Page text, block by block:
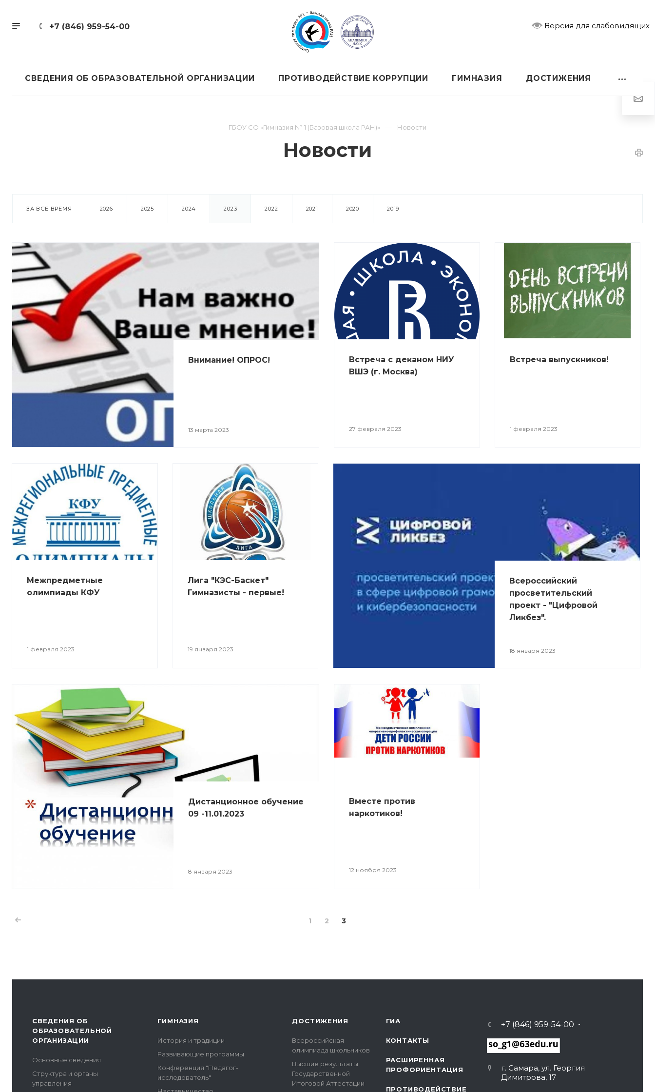
+7 (846) 959-54-00 Версия для слабовидящих
СВЕДЕНИЯ ОБ ОБРАЗОВАТЕЛЬНОЙ ОРГАНИЗАЦИИ ПРОТИВОДЕЙСТВИЕ КОРРУПЦИИ ГИМНАЗИЯ ДОСТИЖЕНИЯ
ГБОУ СО «Гимназия № 1 (Базовая школа РАН)» Новости
Новости
ЗА ВСЕ ВРЕМЯ 2026 2025 2024 2023 2022 2021 2020 2019
Внимание! ОПРОС!
13 марта 2023
Встреча с деканом НИУ
ВШЭ (г. Москва)
27 февраля 2023
Встреча выпускников!
1 февраля 2023
Межпредметные
олимпиады КФУ
1 февраля 2023
Лига "КЭС-Баскет"
Гимназисты - первые!
19 января 2023
Всероссийский
просветительский
проект - "Цифровой
Ликбез".
18 января 2023
Дистанционное обучение
09 -11.01.2023
8 января 2023
Вместе против
наркотиков!
12 ноября 2023
1 2 3
СВЕДЕНИЯ ОБ
ОБРАЗОВАТЕЛЬНОЙ
ОРГАНИЗАЦИИ
Основные сведения
Структура и органы
управления
ГИМНАЗИЯ
История и традиции
Развивающие программы
Конференция "Педагог-
исследователь"
ДОСТИЖЕНИЯ
Всероссийская
олимпиада школьников
Высшие результаты
Государственной
Итоговой Аттестации
ГИА
КОНТАКТЫ
РАСШИРЕННАЯ
ПРОФОРИЕНТАЦИЯ
ПРОТИВОДЕЙСТВИЕ
+7 (846) 959-54-00
г. Самара, ул. Георгия
Димитрова, 17